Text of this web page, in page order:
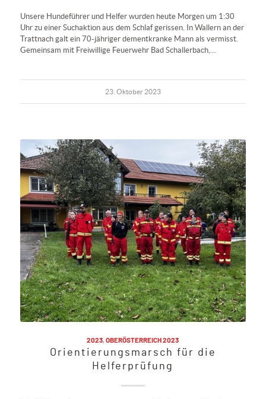
Unsere Hundeführer und Helfer wurden heute Morgen um 1:30
Uhr zu einer Suchaktion aus dem Schlaf gerissen. In Wallern an der
Trattnach galt ein 70-jähriger dementkranke Mann als vermisst.
Gemeinsam mit Freiwillige Feuerwehr Bad Schallerbach,…
23. Oktober 2023
2023 ,OBERÖSTERREICH 2023
Orientierungsmarsch für die
Helferprüfung